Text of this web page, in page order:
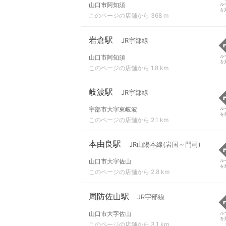
山口市阿知須
このページの店舗から 368 m
ル
を
岩倉駅 JR宇部線
山口市阿知須
このページの店舗から 1.8 km
ル
を
岐波駅 JR宇部線
宇部市大字東岐波
このページの店舗から 2.1 km
ル
を
本由良駅 JR山陽本線(岩国～門司)
山口市大字佐山
このページの店舗から 2.8 km
ル
を
周防佐山駅 JR宇部線
山口市大字佐山
このページの店舗から 3.1 km
ル
を